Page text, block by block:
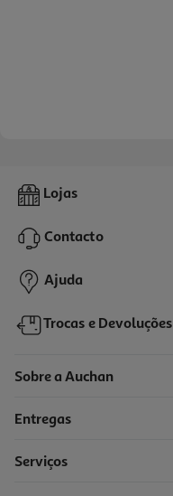
Esferográfica Com Tampa
0,99 €
Lojas
Contacto
Ajuda
Trocas e Devoluções
Sobre a Auchan
Entregas
Serviços